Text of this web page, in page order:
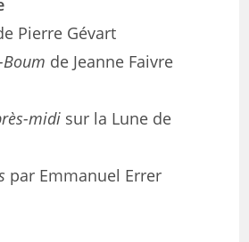
Pierre Gévart
de Jeanne Faivre
midi sur la Lune de
par Emmanuel Errer